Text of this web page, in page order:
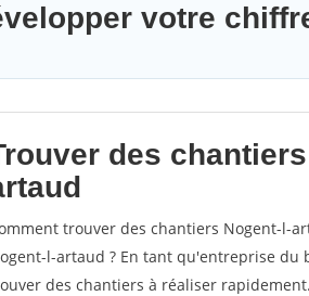
votre
des
trouver des chantiers Nogent-l-
l-artaud ? En tant qu'entreprise
des chantiers à réaliser